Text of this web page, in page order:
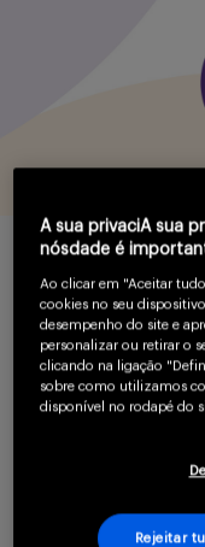
Sobre
Entrar
A doença de Fabry é
ligada ao
com outras patologias.
Artrite reumatoide ou
A sua privaciA sua
nósdade é
Ao clicar em "Aceitar
cookies no seu
desempenho do site e
personalizar ou retirar o
clicando na ligação
sobre como utilizamos
disponível no rodapé do
Rejeitar